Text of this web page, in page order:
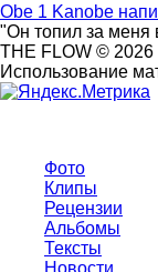
Obe 1 Kanobe
"Он топил за меня
THE FLOW © 2026
Использование
Фото
Клипы
Рецензии
Альбомы
Тексты
Новости